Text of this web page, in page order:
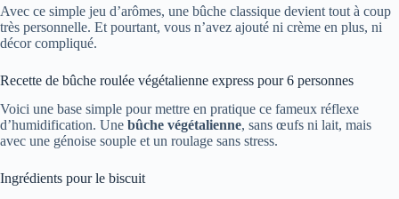
Avec ce simple jeu d’arômes, une bûche classique devient tout à coup
très personnelle. Et pourtant, vous n’avez ajouté ni crème en plus, ni
décor compliqué.
Recette de bûche roulée végétalienne express pour 6 personnes
Voici une base simple pour mettre en pratique ce fameux réflexe
d’humidification. Une bûche végétalienne, sans œufs ni lait, mais
avec une génoise souple et un roulage sans stress.
Ingrédients pour le biscuit